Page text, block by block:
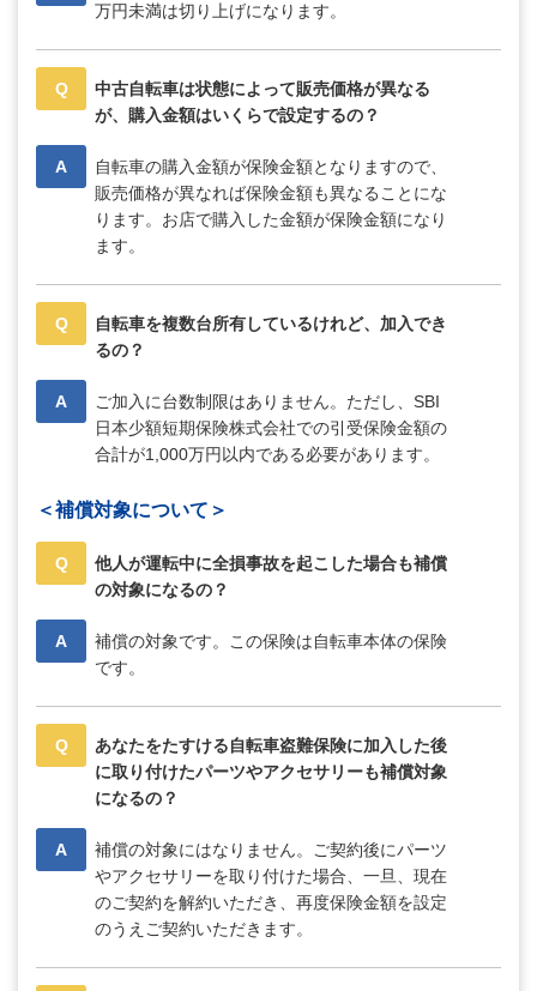
万円未満は切り上げになります。
Q
中古自転車は状態によって販売価格が異なる
が、購入金額はいくらで設定するの？
A
自転車の購入金額が保険金額となりますので、
販売価格が異なれば保険金額も異なることにな
ります。お店で購入した金額が保険金額になり
ます。
Q
自転車を複数台所有しているけれど、加入でき
るの？
A
ご加入に台数制限はありません。ただし、SBI
日本少額短期保険株式会社での引受保険金額の
合計が1,000万円以内である必要があります。
＜補償対象について＞
Q
他人が運転中に全損事故を起こした場合も補償
の対象になるの？
A
補償の対象です。この保険は自転車本体の保険
です。
Q
あなたをたすける自転車盗難保険に加入した後
に取り付けたパーツやアクセサリーも補償対象
になるの？
A
補償の対象にはなりません。ご契約後にパーツ
やアクセサリーを取り付けた場合、一旦、現在
のご契約を解約いただき、再度保険金額を設定
のうえご契約いただきます。